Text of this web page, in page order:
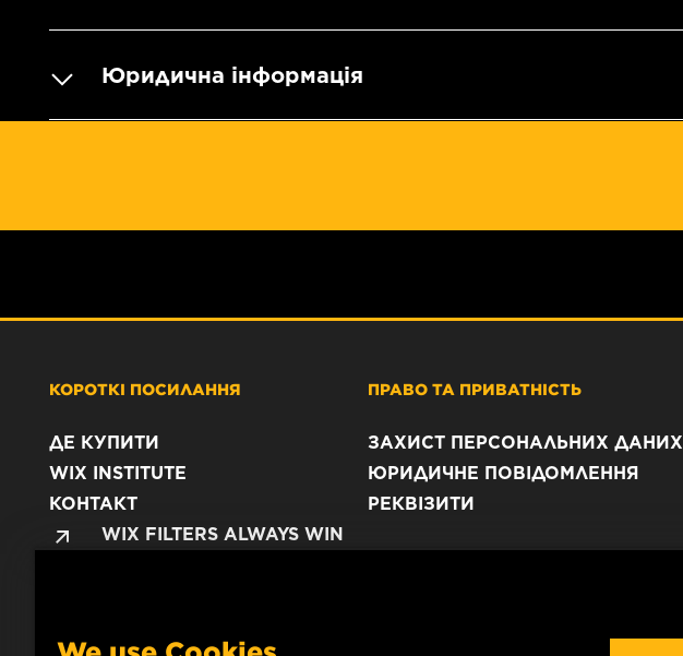
Юридична інформація
КОРОТКІ ПОСИЛАННЯ
ДЕ КУПИТИ
WIX INSTITUTE
КОНТАКТ
WIX FILTERS ALWAYS WIN
ПРАВО ТА ПРИВАТНІСТЬ
ЗАХИСТ ПЕРСОНАЛЬНИХ ДАНИХ
ЮРИДИЧНЕ ПОВІДОМЛЕННЯ
РЕКВІЗИТИ